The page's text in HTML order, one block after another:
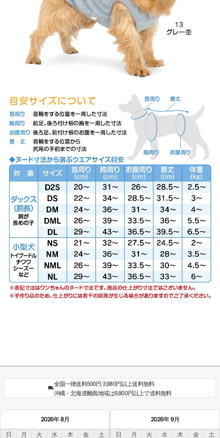
全国一律送料500円 3,980円以上送料無料
沖縄・北海道離島地域は9,800円以上で送料無料
2026年 8月
日 月 火 水 木 金 土
2026年 9月
日 月 火 水 木 金 土